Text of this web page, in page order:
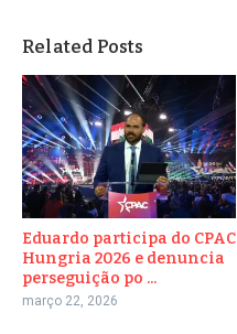
Related Posts
Eduardo participa do CPAC
Hungria 2026 e denuncia
perseguição po ...
março 22, 2026